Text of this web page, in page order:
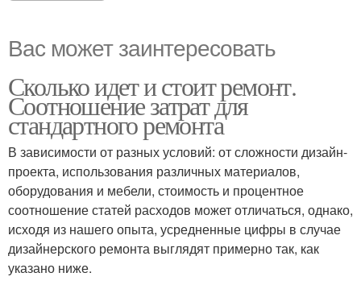
Вас может заинтересовать
Сколько идет и стоит ремонт.
Соотношение затрат для
стандартного ремонта
В зависимости от разных условий: от сложности дизайн-
проекта, использования различных материалов,
оборудования и мебели, стоимость и процентное
соотношение статей расходов может отличаться, однако,
исходя из нашего опыта, усредненные цифры в случае
дизайнерского ремонта выглядят примерно так, как
указано ниже.